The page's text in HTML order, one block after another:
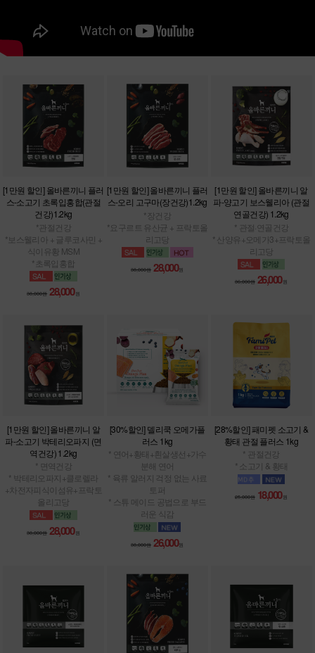
[1만원 할인] 올바른끼니 플러
스-소고기 초록입홍합(관절
건강)1.2kg
*관절건강
*보스웰리아 + 글루코사민 +
식이유황 MSM
*초록입홍합
38,000원 28,000원
[1만원 할인] 올바른끼니 플러
스-오리 고구마(장건강)1.2kg
*장건강
*요구르트 유산균 + 프락토올
리고당
38,000원 28,000원
[1만원 할인] 올바른끼니 알
파-양고기 보스웰리아 (관절
연골건강) 1.2kg
* 관절·연골건강
* 산양유+오메가3+프락토올
리고당
36,000원 26,000 원
[1만원 할인] 올바른끼니 알
파-소고기 박테리오파지 (면
역건강) 1.2kg
* 면역건강
* 박테리오파지+클로렐라
+차전자피식이섬유+프락토
올리고당
38,000원 28,000원
[30%할인] 델리쿡 오메가플
러스 1kg
* 연어+황태+흰살생선+가수
분해 연어
* 육류 알러지 걱정 없는 사료
토퍼
* 스튜 메이드 공법으로 부드
러운 식감
38,000원 26,000원
[28%할인] 패미펫 소고기 &
황태 관절 플러스 1kg
* 관절건강
* 소고기 & 황태
25,000원 18,000 원